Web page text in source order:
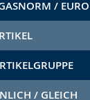
/
/ GLEICH